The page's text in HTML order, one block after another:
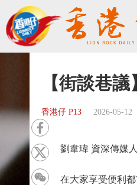
【街談巷
香港仔 P13 2026-05-12
劉韋瑋 資深傳媒人
在大家享受便利都市